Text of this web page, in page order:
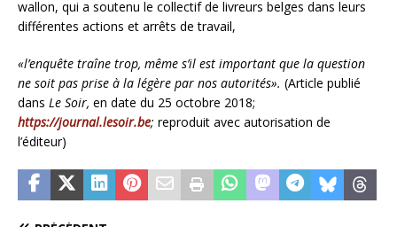
wallon, qui a soutenu le collectif de livreurs belges dans leurs
différentes actions et arrêts de travail,
«l’enquête traîne trop, même s’il est important que la question
ne soit pas prise à la légère par nos autorités». (Article publié
dans Le Soir, en date du 25 octobre 2018;
https://journal.lesoir.be; reproduit avec autorisation de
l’éditeur)